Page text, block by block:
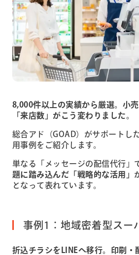
8,000件以上の実績から厳選。小
「来店数」がこう変わりました。
総合アド（GOAD）がサポートし
用事例をご紹介します。
単なる「メッセージの配信代行」
題に踏み込んだ「戦略的な活用」
となって表れています。
事例1：地域密着型スー
折込チラシをLINEへ移行。印刷・